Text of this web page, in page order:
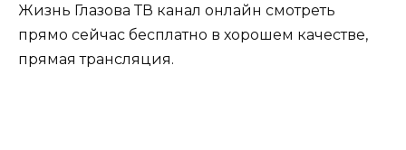
Жизнь Глазова ТВ канал онлайн смотреть
прямо сейчас бесплатно в хорошем качестве,
прямая трансляция.